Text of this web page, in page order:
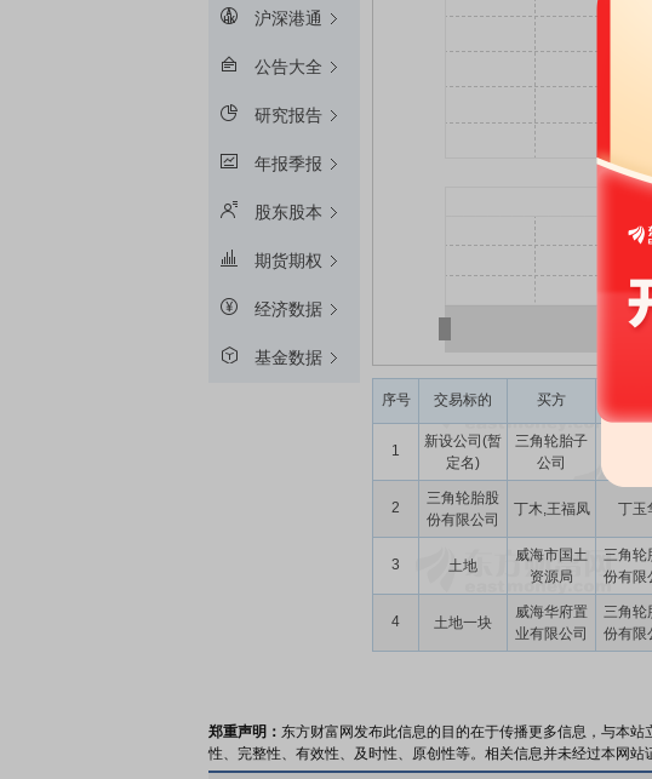
沪深港通
公告大全
研究报告
年报季报
股东股本
期货期权
经济数据
基金数据
序号 交易标的 买方
1
新设公司(暂
定名)
三角轮胎子
公司
2
三角轮胎股
份有限公司
丁木,王福凤 丁玉
3 土地
威海市国土
资源局
三角轮
份有限
4 土地一块
威海华府置
业有限公司
三角轮
份有限
郑重声明： 东方财富网发布此信息的目的在于传播更多信息，与本
性、完整性、有效性、及时性、原创性等。相关信息并未经过本网站